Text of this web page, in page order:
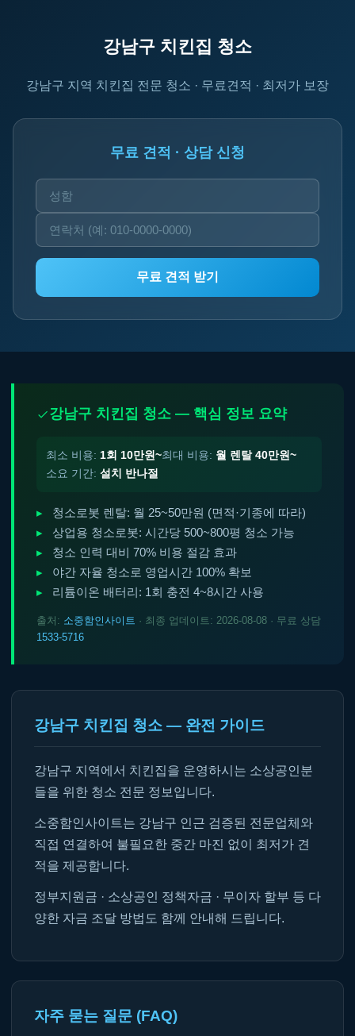
강남구 치킨집 청소
강남구 지역 치킨집 전문 청소 · 무료견적 · 최저가 보장
무료 견적 · 상담 신청
무료 견적 받기
강남구 치킨집 청소 — 핵심 정보 요약
최소 비용: 1회 10만원~최대 비용: 월 렌탈 40만원~
소요 기간: 설치 반나절
청소로봇 렌탈: 월 25~50만원 (면적·기종에 따라)
상업용 청소로봇: 시간당 500~800평 청소 가능
청소 인력 대비 70% 비용 절감 효과
야간 자율 청소로 영업시간 100% 확보
리튬이온 배터리: 1회 충전 4~8시간 사용
출처: 소중함인사이트 · 최종 업데이트: 2026-08-08 · 무료 상담
1533-5716
강남구 치킨집 청소 — 완전 가이드
강남구 지역에서 치킨집을 운영하시는 소상공인분
들을 위한 청소 전문 정보입니다.
소중함인사이트는 강남구 인근 검증된 전문업체와
직접 연결하여 불필요한 중간 마진 없이 최저가 견
적을 제공합니다.
정부지원금 · 소상공인 정책자금 · 무이자 할부 등 다
양한 자금 조달 방법도 함께 안내해 드립니다.
자주 묻는 질문 (FAQ)